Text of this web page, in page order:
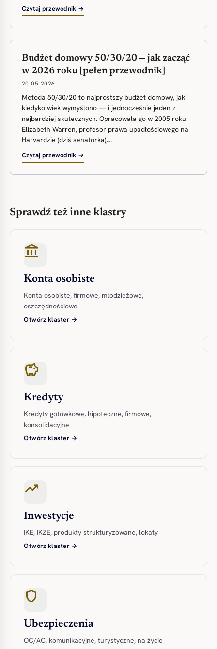
Czytaj przewodnik →
Budżet domowy 50/30/20 — jak zacząć
w 2026 roku [pełen przewodnik]
20-05-2026
Metoda 50/30/20 to najprostszy budżet domowy, jaki
kiedykolwiek wymyślono — i jednocześnie jeden z
najbardziej skutecznych. Opracowała go w 2005 roku
Elizabeth Warren, profesor prawa upadłościowego na
Harvardzie (dziś senatorka),...
Czytaj przewodnik →
Sprawdź też inne klastry
account_balance
Konta osobiste
Konta osobiste, firmowe, młodzieżowe,
oszczędnościowe
Otwórz klaster →
savings
Kredyty
Kredyty gotówkowe, hipoteczne, firmowe,
konsolidacyjne
Otwórz klaster →
trending_up
Inwestycje
IKE, IKZE, produkty strukturyzowane, lokaty
Otwórz klaster →
shield
Ubezpieczenia
OC/AC, komunikacyjne, turystyczne, na życie